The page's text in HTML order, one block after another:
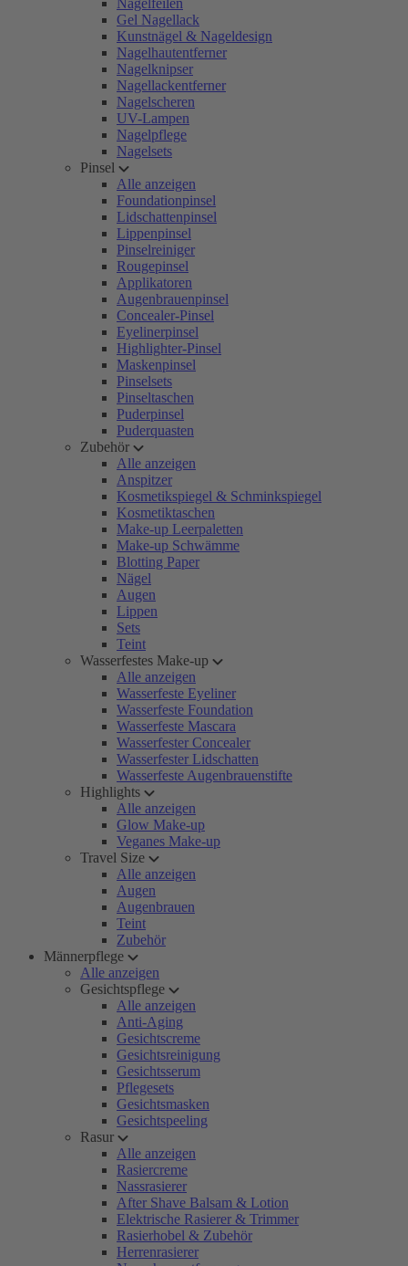
Nagelfeilen
Gel Nagellack
Kunstnägel & Nageldesign
Nagelhautentferner
Nagelknipser
Nagellackentferner
Nagelscheren
UV-Lampen
Nagelpflege
Nagelsets
Pinsel
Alle anzeigen
Foundationpinsel
Lidschattenpinsel
Lippenpinsel
Pinselreiniger
Rougepinsel
Applikatoren
Augenbrauenpinsel
Concealer-Pinsel
Eyelinerpinsel
Highlighter-Pinsel
Maskenpinsel
Pinselsets
Pinseltaschen
Puderpinsel
Puderquasten
Zubehör
Alle anzeigen
Anspitzer
Kosmetikspiegel & Schminkspiegel
Kosmetiktaschen
Make-up Leerpaletten
Make-up Schwämme
Blotting Paper
Nägel
Augen
Lippen
Sets
Teint
Wasserfestes Make-up
Alle anzeigen
Wasserfeste Eyeliner
Wasserfeste Foundation
Wasserfeste Mascara
Wasserfester Concealer
Wasserfester Lidschatten
Wasserfeste Augenbrauenstifte
Highlights
Alle anzeigen
Glow Make-up
Veganes Make-up
Travel Size
Alle anzeigen
Augen
Augenbrauen
Teint
Zubehör
Männerpflege
Alle anzeigen
Gesichtspflege
Alle anzeigen
Anti-Aging
Gesichtscreme
Gesichtsreinigung
Gesichtsserum
Pflegesets
Gesichtsmasken
Gesichtspeeling
Rasur
Alle anzeigen
Rasiercreme
Nassrasierer
After Shave Balsam & Lotion
Elektrische Rasierer & Trimmer
Rasierhobel & Zubehör
Herrenrasierer